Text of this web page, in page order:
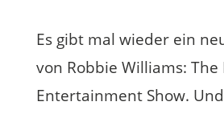
Es gibt mal wieder ein
von Robbie Williams: The
Entertainment Show.